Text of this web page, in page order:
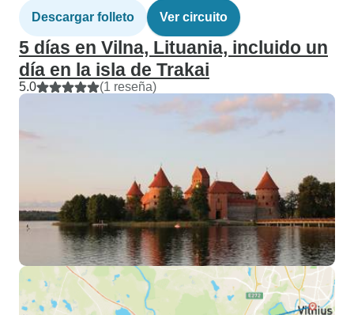
Descargar folleto Ver circuito
5 días en Vilna, Lituania, incluido un
día en la isla de Trakai
5.0 (1 reseña)